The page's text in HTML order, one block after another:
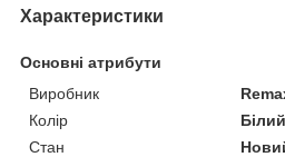
Характеристики
Основні атрибути
Виробник
Колір
Білий
Стан